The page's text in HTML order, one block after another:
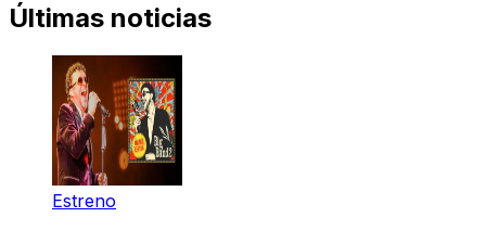
Últimas noticias
Estreno